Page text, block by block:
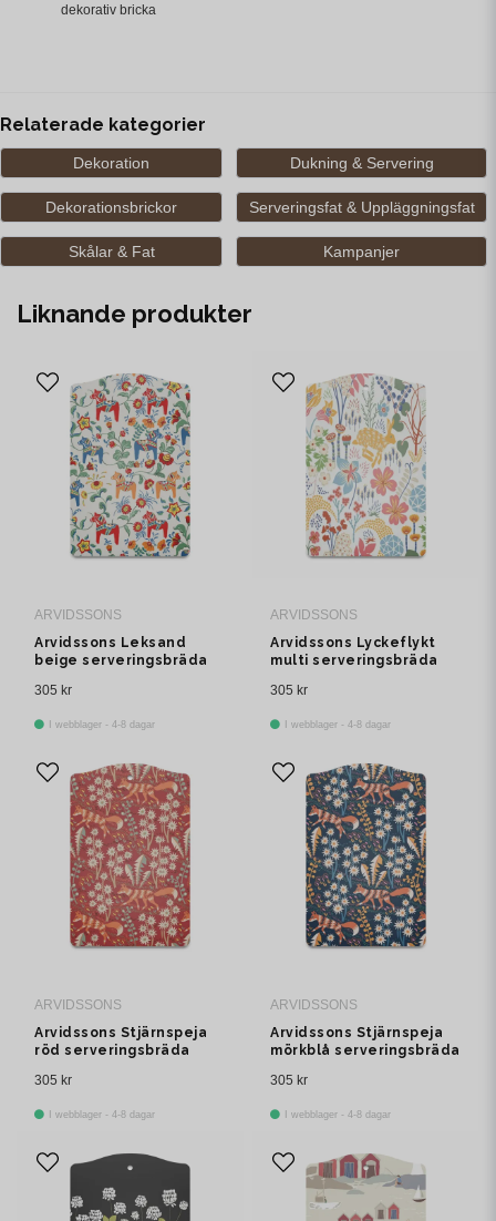
dekorativ bricka
Relaterade kategorier
Dekoration Dukning & Servering
Dekorationsbrickor Serveringsfat & Uppläggningsfat
Skålar & Fat Kampanjer
Liknande produkter
ARVIDSSONS
Arvidssons Leksand
beige serveringsbräda
305 kr
I webblager - 4-8 dagar
ARVIDSSONS
Arvidssons Lyckeflykt
multi serveringsbräda
305 kr
I webblager - 4-8 dagar
ARVIDSSONS
Arvidssons Stjärnspeja
röd serveringsbräda
305 kr
I webblager - 4-8 dagar
ARVIDSSONS
Arvidssons Stjärnspeja
mörkblå serveringsbräda
305 kr
I webblager - 4-8 dagar